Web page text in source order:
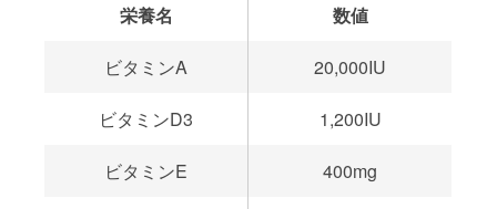
栄養名 数値
ビタミンA 20,000IU
ビタミンD3 1,200IU
ビタミンE 400mg